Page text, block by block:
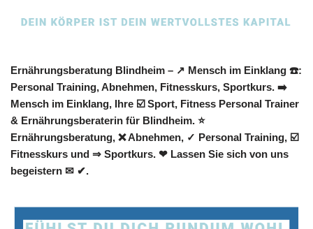
Ernährungsberatung Blindheim – ↗️ Mensch im Einklang ☎️:
Personal Training, Abnehmen, Fitnesskurs, Sportkurs. ➡️
Mensch im Einklang, Ihre ☑️ Sport, Fitness Personal Trainer
& Ernährungsberaterin für Blindheim. ⭐
Ernährungsberatung, ❌ Abnehmen, ✓ Personal Training, ☑️
Fitnesskurs und ⇒ Sportkurs. ❤ Lassen Sie sich von uns
begeistern ✉ ✔.